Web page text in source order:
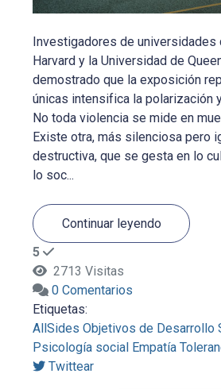
Investigadores de universidades
Harvard y la Universidad de
demostrado que la exposición
únicas intensifica la polarización
No toda violencia se mide en
Existe otra, más silenciosa pero
destructiva, que se gesta en lo
lo soc...
Continuar leyendo
5
2713 Visitas
0 Comentarios
Etiquetas:
AllSides Objetivos de Desarrollo
Psicología social Empatía
Twittear